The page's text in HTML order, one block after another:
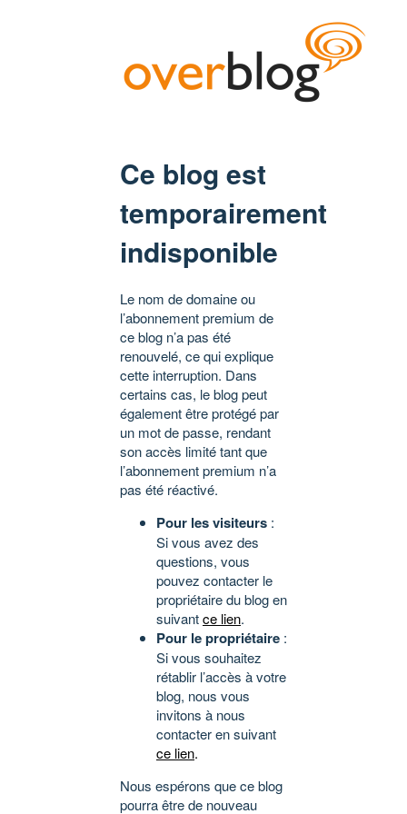
Ce blog est
temporairement
indisponible
Le nom de domaine ou
l’abonnement premium de
ce blog n’a pas été
renouvelé, ce qui explique
cette interruption. Dans
certains cas, le blog peut
également être protégé par
un mot de passe, rendant
son accès limité tant que
l’abonnement premium n’a
pas été réactivé.
Pour les visiteurs :
Si vous avez des
questions, vous
pouvez contacter le
propriétaire du blog en
suivantce lien.
Pour le propriétaire :
Si vous souhaitez
rétablir l’accès à votre
blog, nous vous
invitons à nous
contacter en suivant
ce lien.
Nous espérons que ce blog
pourra être de nouveau